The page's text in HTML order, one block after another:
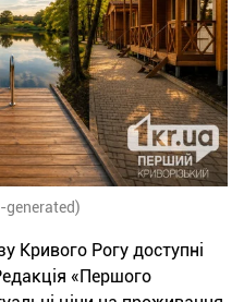
generated)
Кривого Рогу доступні
«Першого